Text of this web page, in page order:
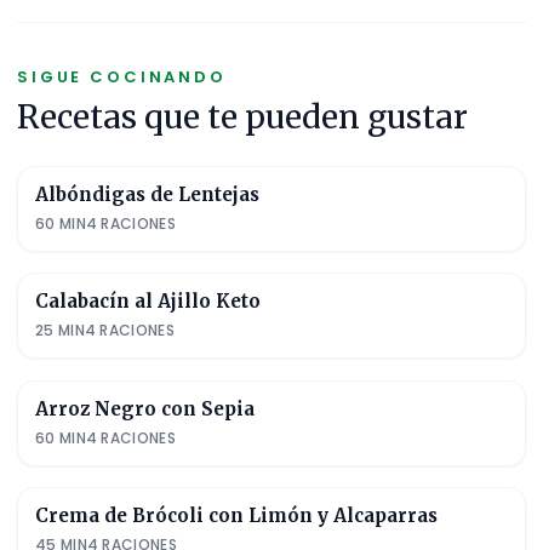
SIGUE COCINANDO
Recetas que te pueden gustar
Albóndigas de Lentejas
60 MIN4 RACIONES
Calabacín al Ajillo Keto
25 MIN4 RACIONES
Arroz Negro con Sepia
60 MIN4 RACIONES
Crema de Brócoli con Limón y Alcaparras
45 MIN4 RACIONES